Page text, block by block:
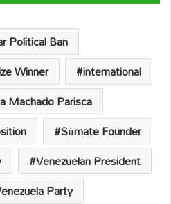
Li
n
k
d
s
Political Ban
Winner
international
Machado Parisca
Súmate Founder
Venezuelan President
Party